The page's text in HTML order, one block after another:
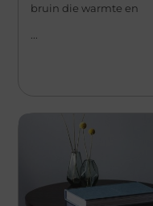
bruin die warmte en